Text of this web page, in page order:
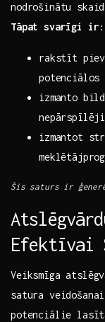
nodrošinātu
Tāpat svarīgi ir:
rakstīt
izmanto
izmantot
Šis saturs ir
Efektīvai
Veiksmīga
satura
potenciālie